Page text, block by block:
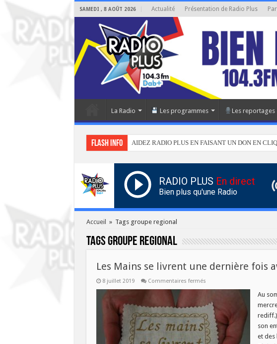
SAMEDI , 8 AOÛT 2026 Actualité Présentation de Radio Plus
La Radio Les programmes Les reportages
Flash info AIDEZ RADIO PLUS EN FAISANT UN DON EN
RADIO PLUS En direct
Bien plus qu'une Radio
Accueil » Tags groupe regional
Tagsgroupe regional
Les Mains se livrent une dernière fois
8 juillet 2019 Commentaires ferméssur
livrent
une
dernière
fois
avant
les
Au
rediff.)
son
et des